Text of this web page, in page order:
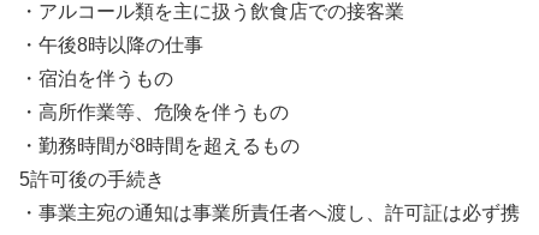
・アルコール類を主に扱う飲食店での接客業
・午後8時以降の仕事
・宿泊を伴うもの
・高所作業等、危険を伴うもの
・勤務時間が8時間を超えるもの
5許可後の手続き
・事業主宛の通知は事業所責任者へ渡し、許可証は必ず携